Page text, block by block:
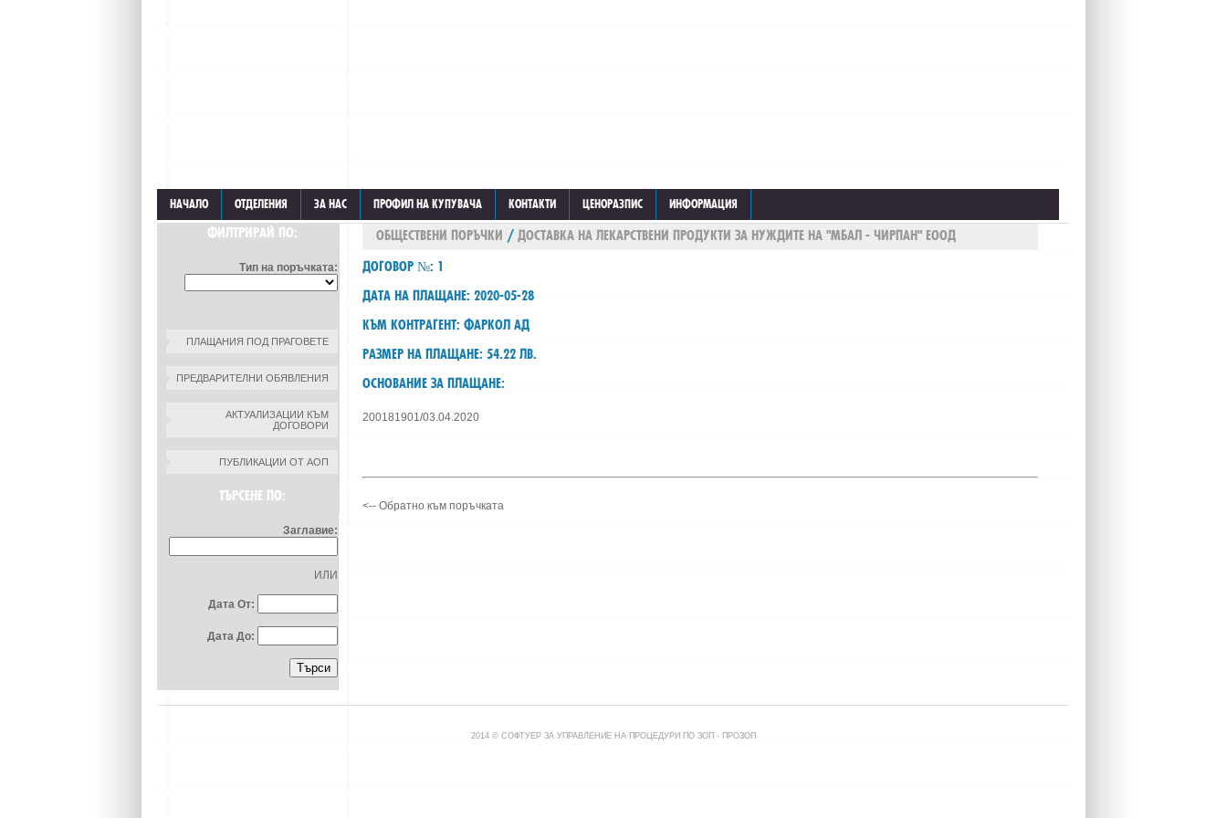
НАЧАЛО ОТДЕЛЕНИЯ ЗА НАС ПРОФИЛ НА КУПУВАЧА КОНТАКТИ ЦЕНОРАЗПИС ИНФОРМАЦИЯ
ФИЛТРИРАЙ ПО:
Тип на поръчката:
ПЛАЩАНИЯ ПОД ПРАГОВЕТЕ
ПРЕДВАРИТЕЛНИ ОБЯВЛЕНИЯ
АКТУАЛИЗАЦИИ КЪМ
ДОГОВОРИ
ПУБЛИКАЦИИ ОТ АОП
ТЪРСЕНЕ ПО:
Заглавие:
ИЛИ
Дата От:
Дата До:
ОБЩЕСТВЕНИ ПОРЪЧКИ / ДОСТАВКА НА ЛЕКАРСТВЕНИ ПРОДУКТИ ЗА НУЖДИТЕ НА "МБАЛ - ЧИРПАН" ЕООД
ДОГОВОР №: 1
ДАТА НА ПЛАЩАНЕ: 2020-05-28
КЪМ КОНТРАГЕНТ: ФАРКОЛ АД
РАЗМЕР НА ПЛАЩАНЕ: 54.22 ЛВ.
ОСНОВАНИЕ ЗА ПЛАЩАНЕ:
200181901/03.04.2020
<-- Обратно към поръчката
2014 © СОФТУЕР ЗА УПРАВЛЕНИЕ НА ПРОЦЕДУРИ ПО ЗОП - ПРОЗОП